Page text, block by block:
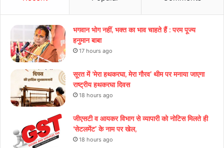
भगवान भोग नहीं, भक्त का भाव चाहते हैं : परम पूज्य
हनुमान बाबा
17 hours ago
सूरत में ‘मेरा हथकरघा, मेरा गौरव’ थीम पर मनाया जाएगा
राष्ट्रीय हथकरघा दिवस
18 hours ago
जीएसटी व आयकर विभाग से व्यापारी को नोटिस मिलते ही
‘सेटलमेंट’ के नाम पर खेल,
18 hours ago